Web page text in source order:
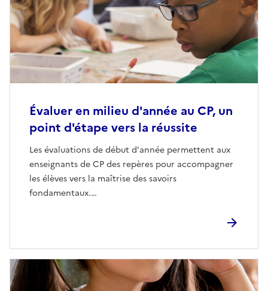
Évaluer en milieu d'année au CP, un
point d'étape vers la réussite
Les évaluations de début d'année permettent aux
enseignants de CP des repères pour accompagner
les élèves vers la maîtrise des savoirs
fondamentaux.…